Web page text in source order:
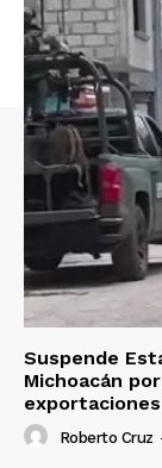
Suspende
Michoacán
Roberto Cruz